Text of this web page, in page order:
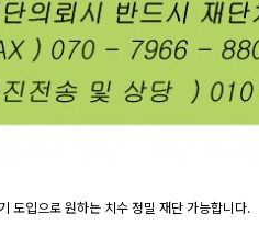
도입으로 원하는 치수 정밀 재단 가능합니다.